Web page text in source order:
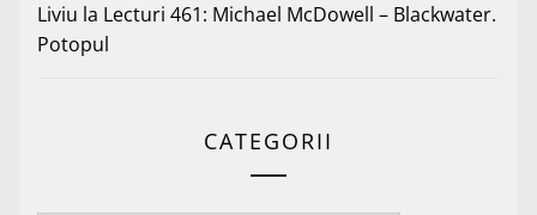
Liviu la Lecturi 461: Michael McDowell – Blackwater.
Potopul
CATEGORII